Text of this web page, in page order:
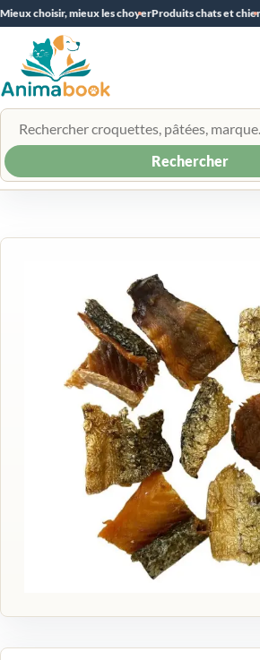
Mieux choisir, mieux les choyerProduits chats et
Rechercher un produit
Rechercher